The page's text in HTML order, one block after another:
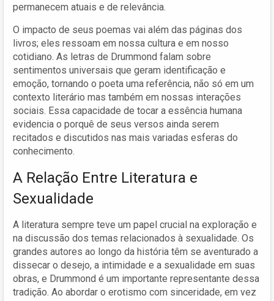
permanecem atuais e de relevância.
O impacto de seus poemas vai além das páginas dos
livros; eles ressoam em nossa cultura e em nosso
cotidiano. As letras de Drummond falam sobre
sentimentos universais que geram identificação e
emoção, tornando o poeta uma referência, não só em um
contexto literário mas também em nossas interações
sociais. Essa capacidade de tocar a essência humana
evidencia o porquê de seus versos ainda serem
recitados e discutidos nas mais variadas esferas do
conhecimento.
A Relação Entre Literatura e
Sexualidade
A literatura sempre teve um papel crucial na exploração e
na discussão dos temas relacionados à sexualidade. Os
grandes autores ao longo da história têm se aventurado a
dissecar o desejo, a intimidade e a sexualidade em suas
obras, e Drummond é um importante representante dessa
tradição. Ao abordar o erotismo com sinceridade, em vez